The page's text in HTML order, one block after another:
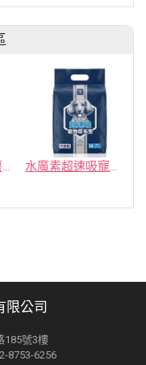
【益生菌】木薯豆腐砂/豆腐砂 (1包最低$119起)抽貓砂機 水魔素超速吸寵物尿布墊買1送1
限公司
185號3樓
8753-6256